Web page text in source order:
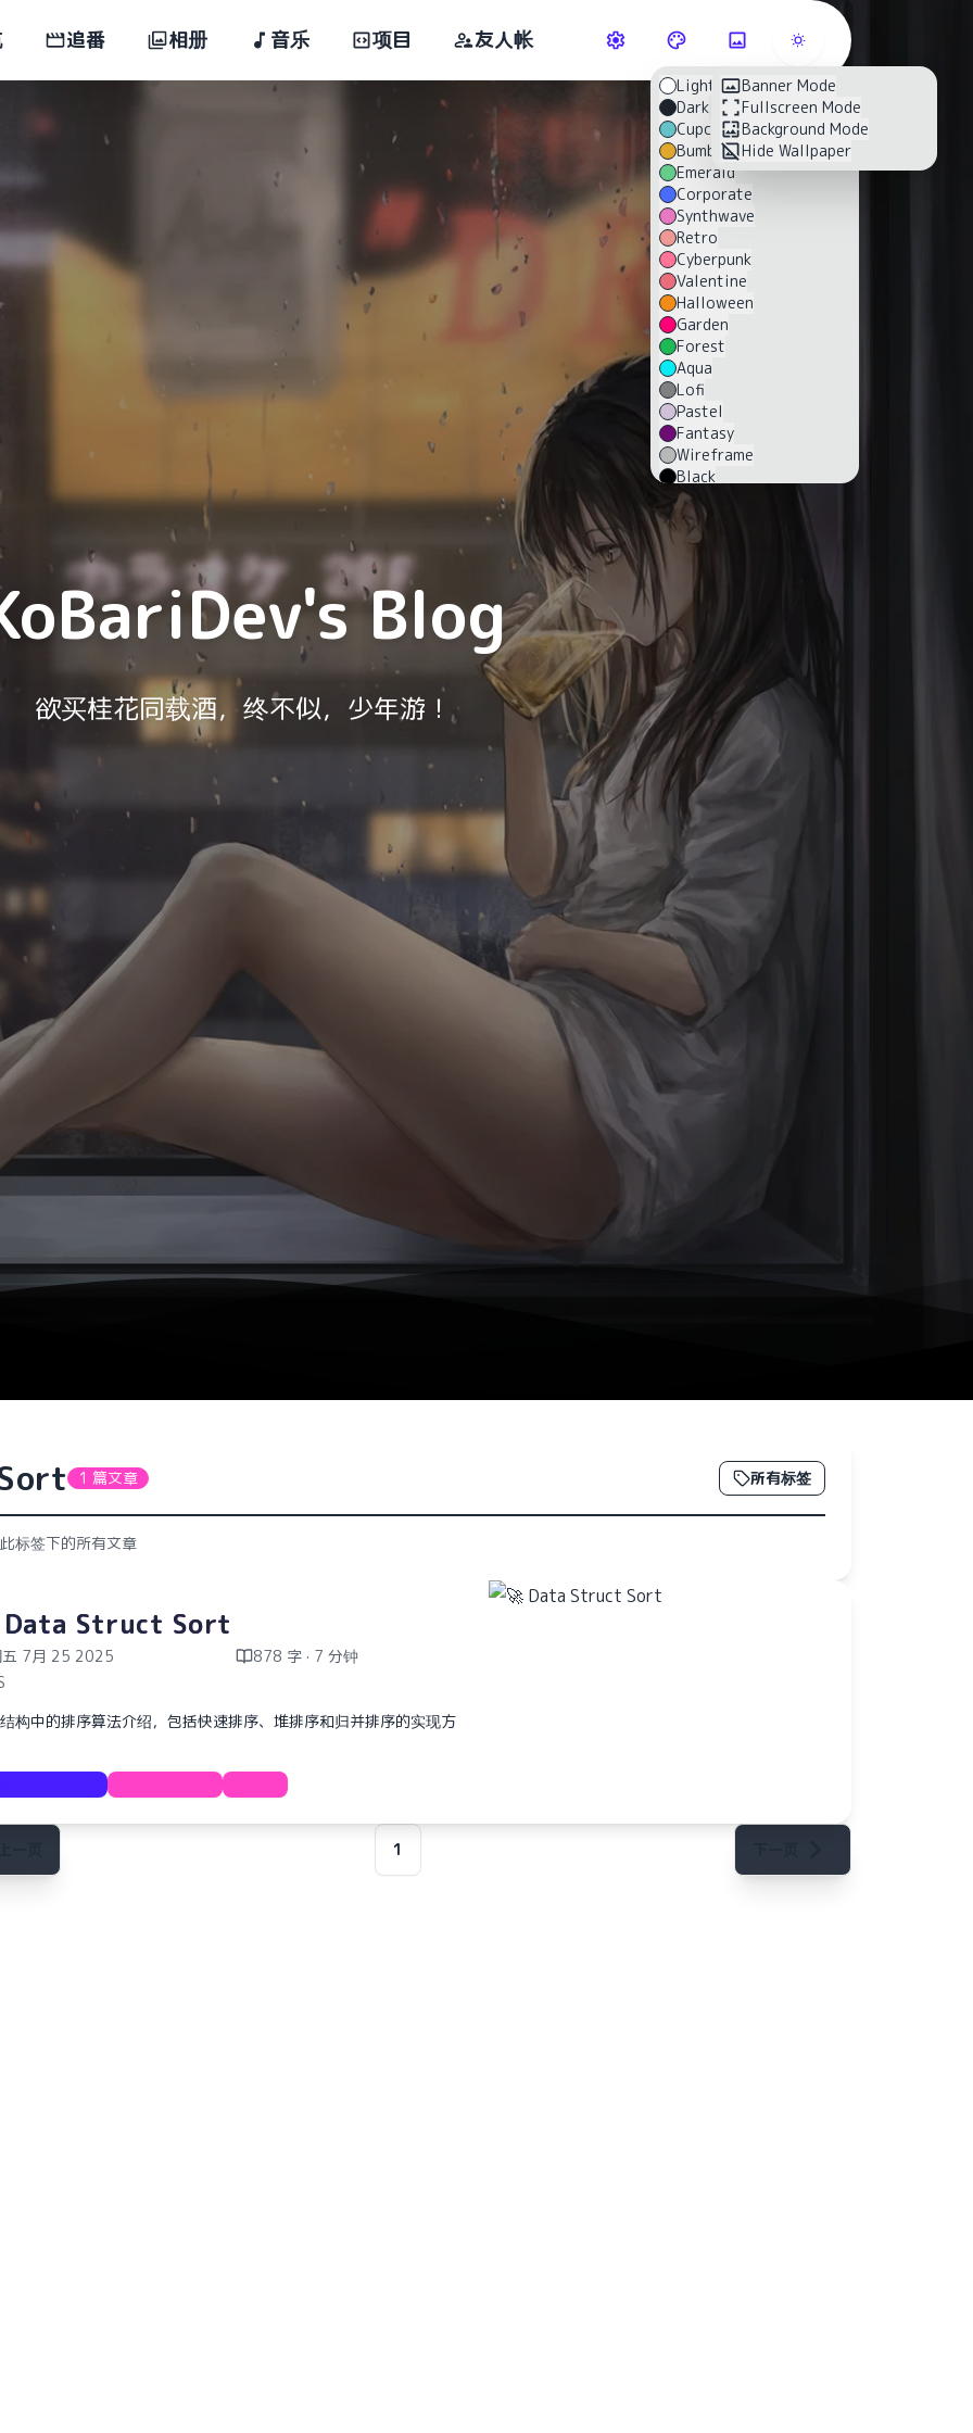
Blog
欲买桂花同载酒，终不似，少年游！
追番 相册 音乐 项目 友人帐
Light
Dark
Cupcake
Bumblebee
Emerald
Corporate
Synthwave
Retro
Cyberpunk
Valentine
Halloween
Garden
Forest
Aqua
Lofi
Pastel
Fantasy
Wireframe
Black
Luxury
Dracula
Cmyk
Business
Acid
Lemonade
Night
Coffee
Winter
Banner Mode
Fullscreen Mode
Background Mode
Hide Wallpaper
1 篇文章 所有标签
标签下的所有文章
Data Struct Sort
7月 25 2025
878 字 · 7 分钟
构中的排序算法介绍，包括快速排序、堆排序和归并排序的实现方
1